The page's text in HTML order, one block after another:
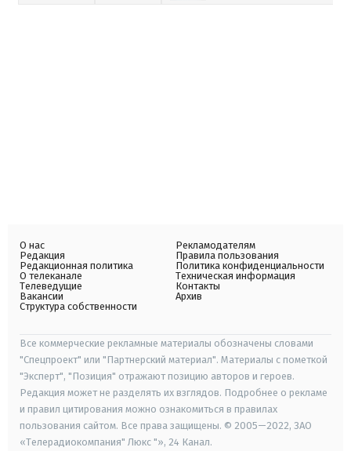
О нас
Редакция
Редакционная политика
О телеканале
Телеведущие
Вакансии
Структура собственности
Рекламодателям
Правила пользования
Политика конфиденциальности
Техническая информация
Контакты
Архив
Все коммерческие рекламные материалы обозначены словами
"Спецпроект" или "Партнерский материал". Материалы с пометкой
"Эксперт", "Позиция" отражают позицию авторов и героев.
Редакция может не разделять их взглядов. Подробнее о рекламе
и правил цитирования можно ознакомиться в правилах
пользования сайтом. Все права защищены. © 2005—2022, ЗАО
«Телерадиокомпания" Люкс "», 24 Канал.